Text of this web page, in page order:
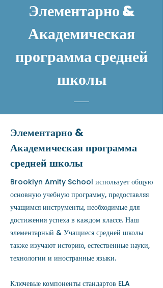
Элементарно &
Академическая
программа средней
школы
Элементарно &
Академическая программа
средней школы
Brooklyn Amity School использует общую
основную учебную программу, предоставляя
учащимся инструменты, необходимые для
достижения успеха в каждом классе. Наш
элементарный & Учащиеся средней школы
также изучают историю, естественные науки,
технологии и иностранные языки.
Ключевые компоненты стандартов ELA